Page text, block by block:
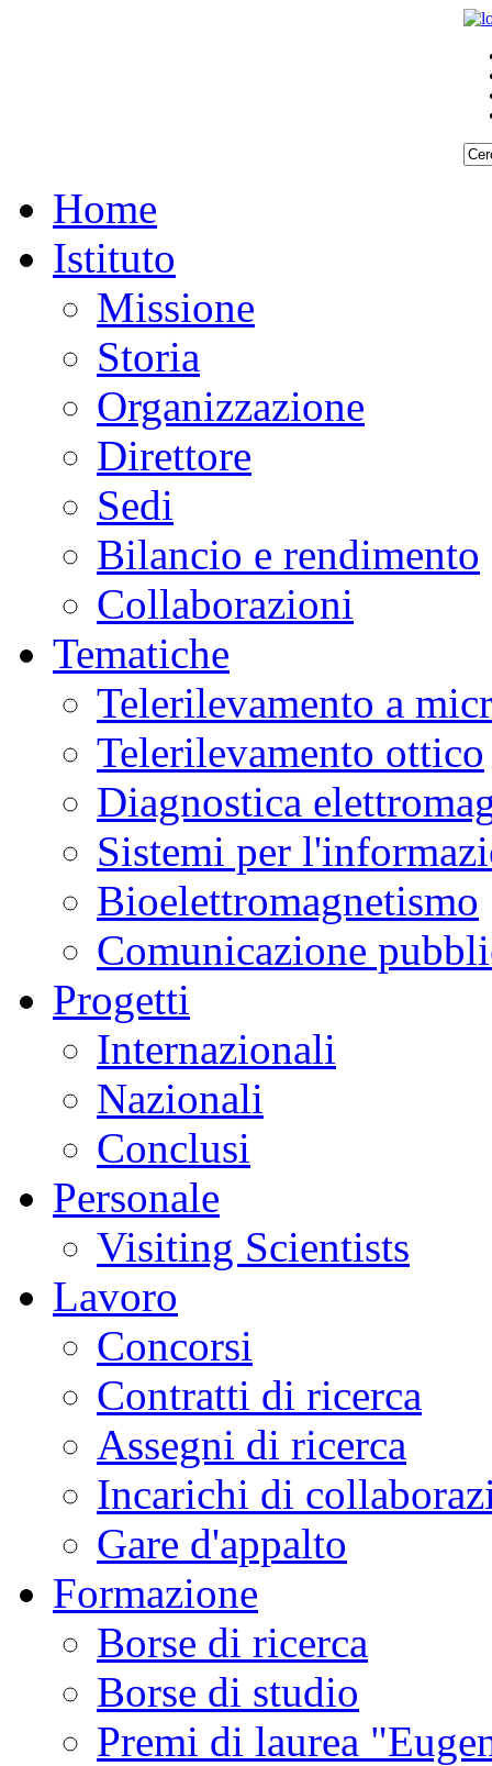
Home
Istituto
Missione
Storia
Organizzazione
Direttore
Sedi
Bilancio e rendimento
Collaborazioni
Tematiche
Telerilevamento a
Telerilevamento ottico
Diagnostica
Sistemi per
Bioelettromagnetismo
Comunicazione
Progetti
Internazionali
Nazionali
Conclusi
Personale
Visiting Scientists
Lavoro
Concorsi
Contratti di ricerca
Assegni di ricerca
Incarichi di
Gare d'appalto
Formazione
Borse di ricerca
Borse di studio
Premi di laurea